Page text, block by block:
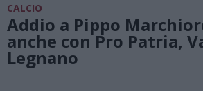
CALCIO
Addio a Pippo
anche con Pro Patria,
Legnano